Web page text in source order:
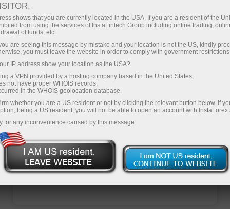
执照与监管
InstaFintech集团从2007年起就已开始了外汇行
业内的运营，在此期间公司公司稳步发展，迈向
行业领先位置并引进了革新的IT解决方案。公司
坚持最高的质量水平，根据国际法规和相应国家
的当地标准展开业务。因此，InstaForex赢得了
向其客户提供安全交易环境的可靠伙伴的美誉。
Open trading account
Open demo account
shows that you are currently located in the USA. If you are a resident of the
from using the services of InstaFintech Group including online trading,
of funds, etc.
are seeing this message by mistake and your location is not the US, kindly
you must leave the website in order to comply with government
IP address show your location as the USA?
a VPN provided by a hosting company based in the United States;
not have proper WHOIS records;
in the WHOIS geolocation database.
whether you are a US resident or not by clicking the relevant button below. If
being a US resident, you will not be able to open an account with InstaForex
for any inconvenience caused by this message.